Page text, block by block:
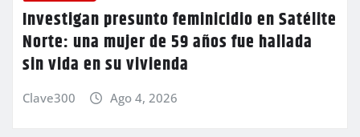
Investigan presunto feminicidio en Satélite
Norte: una mujer de 59 años fue hallada
sin vida en su vivienda
Clave300 Ago 4, 2026